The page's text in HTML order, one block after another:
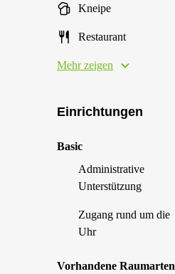
Kneipe
Restaurant
Mehr zeigen
Einrichtungen
Basic
Administrative
Unterstützung
Zugang rund um die
Uhr
Vorhandene Raumarten